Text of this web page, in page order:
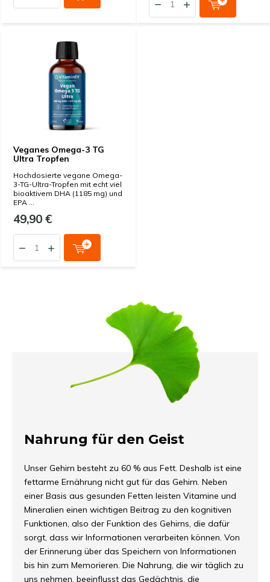
Veganes Omega-3 TG
Ultra Tropfen
Hochdosierte vegane Omega-
3-TG-Ultra-Tropfen mit echt viel
bioaktivem DHA (1185 mg) und
EPA ...
49,90 €
Nahrung für den Geist
Unser Gehirn besteht zu 60 % aus Fett. Deshalb ist eine
fettarme Ernährung nicht gut für das Gehirn. Neben
einer Basis aus gesunden Fetten leisten Vitamine und
Mineralien einen wichtigen Beitrag zu den kognitiven
Funktionen, also der Funktion des Gehirns, die dafür
sorgt, dass wir Informationen verarbeiten können. Von
der Erinnerung über das Speichern von Informationen
bis hin zum Memorieren. Die Nahrung, die wir täglich zu
uns nehmen, beeinflusst das Gedächtnis, die